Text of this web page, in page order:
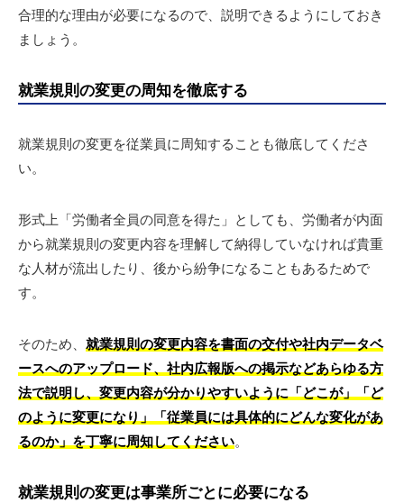
合理的な理由が必要になるので、説明できるようにしておき
ましょう。
就業規則の変更の周知を徹底する
就業規則の変更を従業員に周知することも徹底してくださ
い。
形式上「労働者全員の同意を得た」としても、労働者が内面
から就業規則の変更内容を理解して納得していなければ貴重
な人材が流出したり、後から紛争になることもあるためで
す。
そのため、 就業規則の変更内容を書面の交付や社内データベ
ースへのアップロード、社内広報版への掲示などあらゆる方
法で説明し、変更内容が分かりやすいように「どこが」「ど
のように変更になり」「従業員には具体的にどんな変化があ
るのか」を丁寧に周知してください。
就業規則の変更は事業所ごとに必要になる